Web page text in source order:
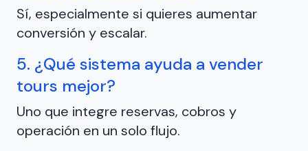
Sí, especialmente si quieres aumentar
conversión y escalar.
5. ¿Qué sistema ayuda a vender
tours mejor?
Uno que integre reservas, cobros y
operación en un solo flujo.